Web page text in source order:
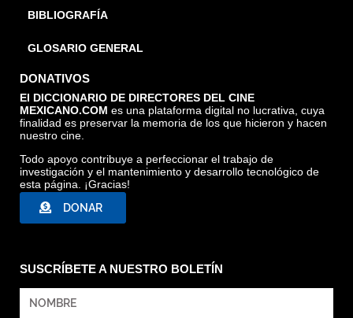
BIBLIOGRAFÍA
GLOSARIO GENERAL
DONATIVOS
El DICCIONARIO DE DIRECTORES DEL CINE
MEXICANO.COM es una plataforma digital no lucrativa, cuya
finalidad es preservar la memoria de los que hicieron y hacen
nuestro cine.
Todo apoyo contribuye a perfeccionar el trabajo de
investigación y el mantenimiento y desarrollo tecnológico de
esta página. ¡Gracias!
DONAR
SUSCRÍBETE A NUESTRO BOLETÍN